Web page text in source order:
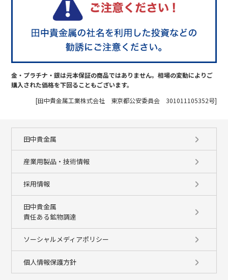
金・プラチナ・銀は元本保証の商品ではありません。相場の変動によりご
購入された価格を下回ることもございます。
[田中貴金属工業株式会社 東京都公安委員会 301011105352号]
田中貴金属
産業用製品・技術情報
採用情報
田中貴金属
責任ある鉱物調達
ソーシャルメディアポリシー
個人情報保護方針